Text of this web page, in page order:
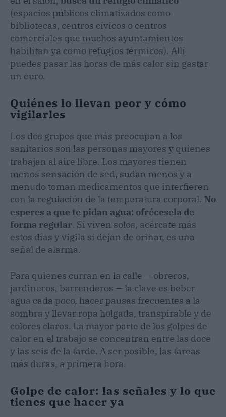
(espacios públicos climatizados como
bibliotecas, centros cívicos o centros
comerciales que muchos ayuntamientos
habilitan ya como refugios térmicos). Allí
puedes pasar las horas de más calor sin gastar
un euro.
Quiénes lo llevan peor y cómo
vigilarles
Los dos grupos que más preocupan a los
sanitarios son las personas mayores y quienes
trabajan al aire libre. Los mayores tienen
menos sensación de sed, sudan menos y a
menudo toman medicamentos que interfieren
con la regulación de la temperatura corporal. No
esperes a que te pidan agua: ofrécesela de
forma regular. Si viven solos, acércate más
estos días y vigila si dejan de orinar, es una
señal de alarma.
Para quienes curran en la calle — obreros,
jardineros, barrenderos — la clave es beber
agua cada poco, hacer pausas frecuentes a la
sombra y llevar ropa holgada, transpirable y de
colores claros. La mayor parte de los golpes de
calor en el trabajo se concentran entre las doce
y las seis de la tarde. A ser posible, las tareas
más duras, a primera hora.
Golpe de calor: las señales y lo que
tienes que hacer ya